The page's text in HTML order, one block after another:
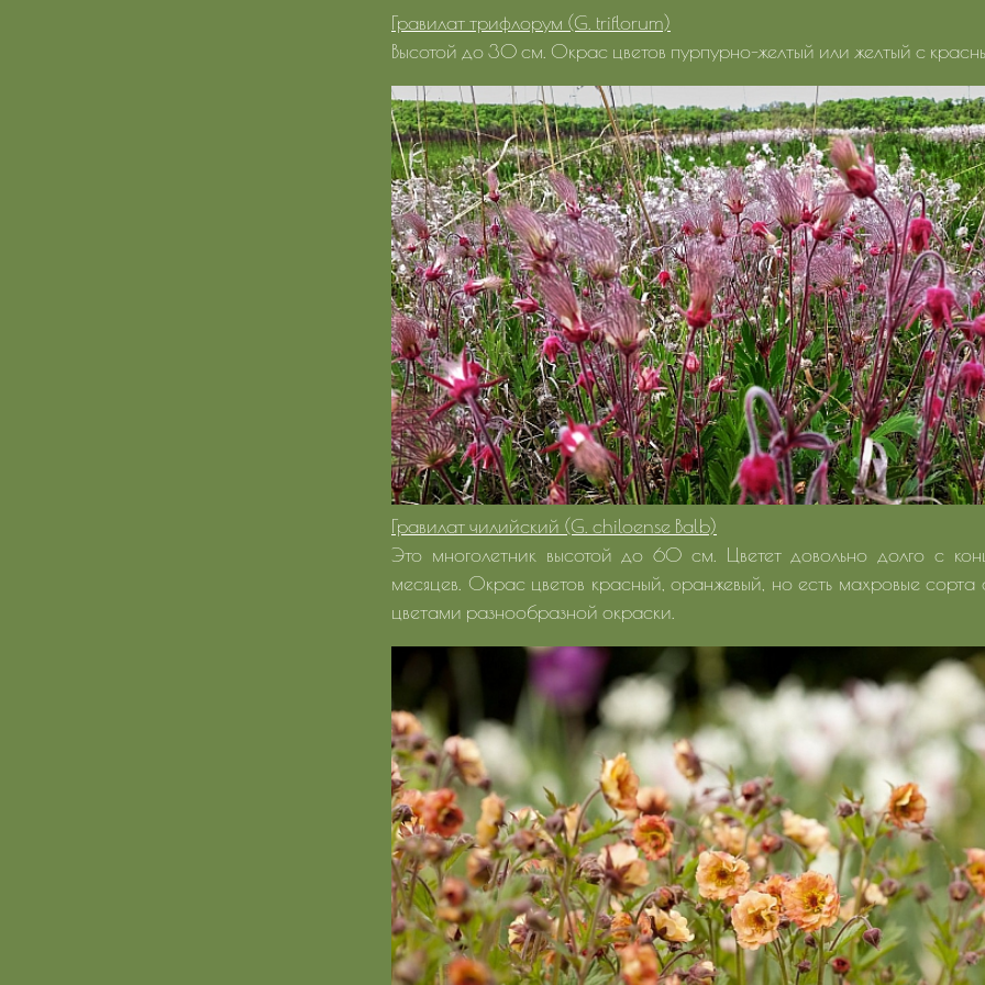
Гравилат трифлорум (G. triflorum)
Высотой до 30 см. Окрас цветов пурпурно-желтый или желтый с
Гравилат чилийский (G. chiloense Balb)
Это многолетник высотой до 60 см. Цветет довольно долго с
месяцев. Окрас цветов красный, оранжевый, но есть махровые
цветами разнообразной окраски.